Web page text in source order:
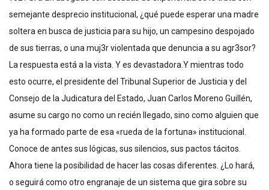
semejante desprecio institucional, ¿qué puede esperar una madre
soltera en busca de justicia para su hijo, un campesino despojado
de sus tierras, o una muj3r violentada que denuncia a su agr3sor?
La respuesta está a la vista. Y es devastadora.Y mientras todo
esto ocurre, el presidente del Tribunal Superior de Justicia y del
Consejo de la Judicatura del Estado, Juan Carlos Moreno Guillén,
asume su cargo no como un recién llegado, sino como alguien que
ya ha formado parte de esa «rueda de la fortuna» institucional.
Conoce de antes sus lógicas, sus silencios, sus pactos tácitos.
Ahora tiene la posibilidad de hacer las cosas diferentes. ¿Lo hará,
o seguirá como otro engranaje de un sistema que gira sobre su